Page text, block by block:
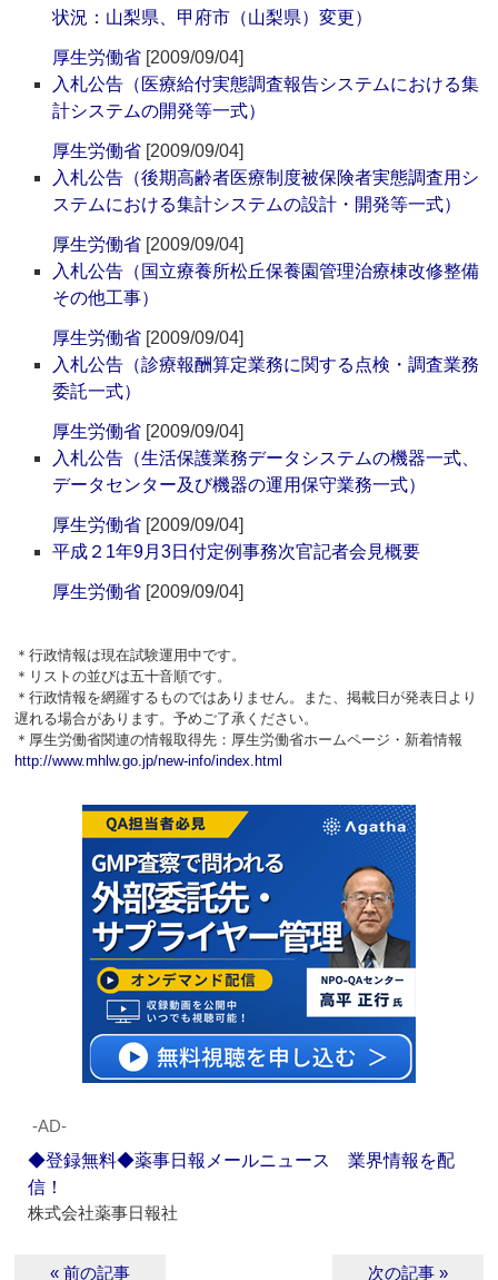
状況：山梨県、甲府市（山梨県）変更）
厚生労働省 [2009/09/04]
入札公告（医療給付実態調査報告システムにおける集
計システムの開発等一式）
厚生労働省 [2009/09/04]
入札公告（後期高齢者医療制度被保険者実態調査用シ
ステムにおける集計システムの設計・開発等一式）
厚生労働省 [2009/09/04]
入札公告（国立療養所松丘保養園管理治療棟改修整備
その他工事）
厚生労働省 [2009/09/04]
入札公告（診療報酬算定業務に関する点検・調査業務
委託一式）
厚生労働省 [2009/09/04]
入札公告（生活保護業務データシステムの機器一式、
データセンター及び機器の運用保守業務一式）
厚生労働省 [2009/09/04]
平成２1年9月3日付定例事務次官記者会見概要
厚生労働省 [2009/09/04]
＊行政情報は現在試験運用中です。
＊リストの並びは五十音順です。
＊行政情報を網羅するものではありません。また、掲載日が発表日より
遅れる場合があります。予めご了承ください。
＊厚生労働省関連の情報取得先：厚生労働省ホームページ・新着情報
http://www.mhlw.go.jp/new-info/index.html
‐AD‐
◆登録無料◆薬事日報メールニュース 業界情報を配
信！
株式会社薬事日報社
« 前の記事 次の記事 »